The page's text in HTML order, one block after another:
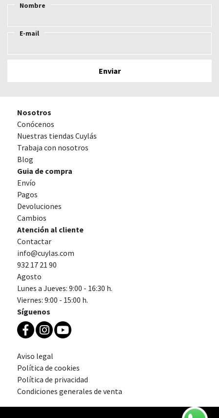
Nombre
E-mail
Nosotros
Conócenos
Nuestras tiendas Cuylás
Trabaja con nosotros
Blog
Guia de compra
Envío
Pagos
Devoluciones
Cambios
Atención al cliente
Contactar
info@cuylas.com
932 17 21 90
Agosto
Lunes a Jueves: 9:00 - 16:30 h.
Viernes: 9:00 - 15:00 h.
Síguenos
Aviso legal
Política de cookies
Política de privacidad
Condiciones generales de venta